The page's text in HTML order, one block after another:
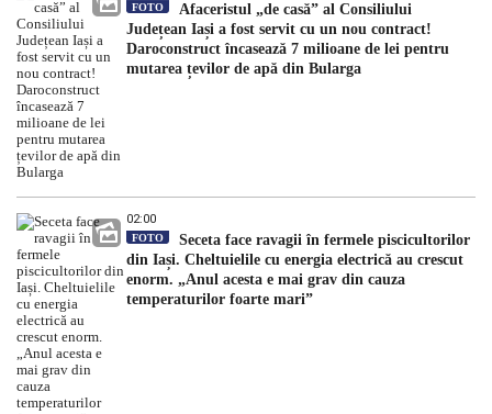
FOTO
Afaceristul „de casă” al Consiliului
Județean Iași a fost servit cu un nou contract!
Daroconstruct încasează 7 milioane de lei pentru
mutarea țevilor de apă din Bularga
02:00
FOTO
Seceta face ravagii în fermele piscicultorilor
din Iași. Cheltuielile cu energia electrică au crescut
enorm. „Anul acesta e mai grav din cauza
temperaturilor foarte mari”